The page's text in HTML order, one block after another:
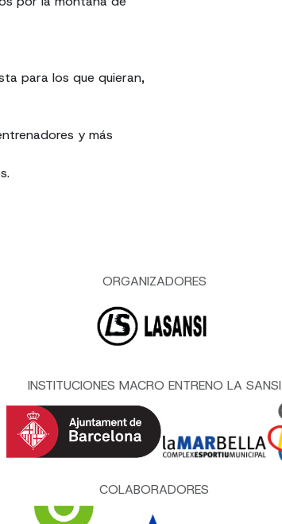
para los que quieran,
y más
ORGANIZADORES
INSTITUCIONES MACRO ENTRENO LA SANSI
COLABORADORES